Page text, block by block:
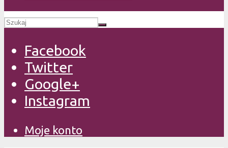
Facebook
Twitter
Google+
Instagram
Moje konto